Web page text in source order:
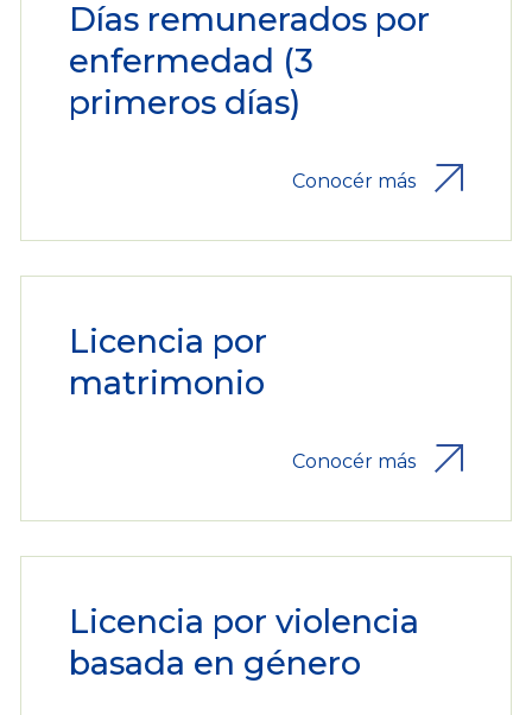
Días remunerados por
enfermedad (3
primeros días)
Conocér más
Licencia por
matrimonio
Conocér más
Licencia por violencia
basada en género